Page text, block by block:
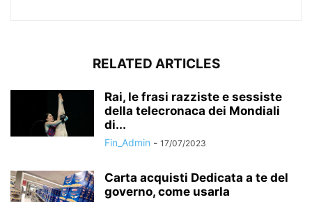
RELATED ARTICLES
Rai, le frasi razziste e sessiste
della telecronaca dei Mondiali
di...
Fin_Admin - 17/07/2023
Carta acquisti Dedicata a te del
governo, come usarla